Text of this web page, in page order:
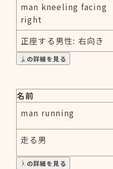
man kneeling facing
right
正座する男性: 右向き
の詳細を見る
名前
man running
走る男
の詳細を見る